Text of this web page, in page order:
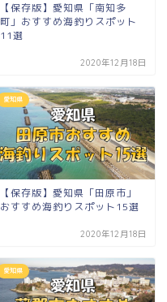
【保存版】愛知県「南知多
町」おすすめ海釣りスポット
11選
2020年12月18日
愛知県
【保存版】愛知県「田原市」
おすすめ海釣りスポット15選
2020年12月18日
愛知県